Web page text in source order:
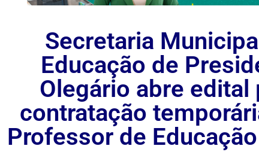
Secretaria
Educação de
Olegário abre edital
contratação
Professor de